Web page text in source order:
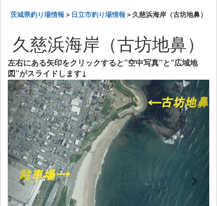
茨城県釣り場情報 ＞ 日立市釣り場情報 ＞久慈浜海岸（古坊地鼻）
久慈浜海岸（古坊地鼻）
左右にある矢印をクリックすると”空中写真”と”広域地
図”がスライドします↓
Previous Next